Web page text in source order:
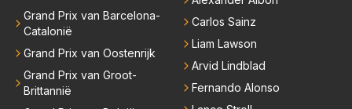
Grand Prix van Barcelona-
Catalonië
Grand Prix van Oostenrijk
Grand Prix van Groot-
Brittannië
Carlos Sainz
Liam Lawson
Arvid Lindblad
Fernando Alonso